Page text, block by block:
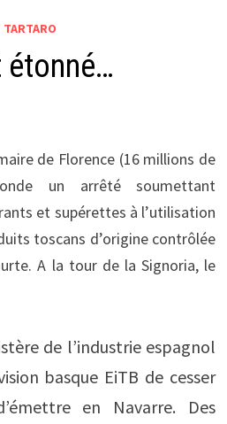
TARTARO
étonné…
de Florence (16 millions de
un arrêté soumettant
et supérettes à l’utilisation
toscans d’origine contrôlée
A la tour de la Signoria, le
de l’industrie espagnol
basque EiTB de cesser
en Navarre. Des